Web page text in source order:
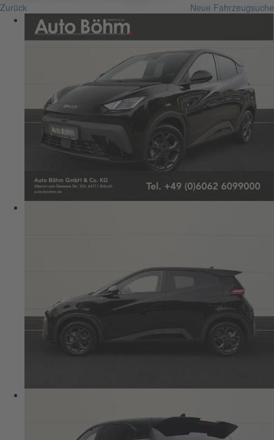
Zurück Neue Fahrzeugsuche